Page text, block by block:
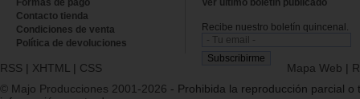
Formas de pago
Contacto tienda
Condiciones de venta
Política de devoluciones
Ver último boletin publicado
Recibe nuestro boletín quincenal.
RSS | XHTML | CSS Mapa Web |
© Majo Producciones 2001-2026 - Prohibida la reproducción parcial o